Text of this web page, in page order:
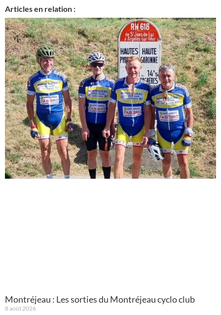
Articles en relation :
Montréjeau : Les sorties du Montréjeau cyclo club
8 août 2026